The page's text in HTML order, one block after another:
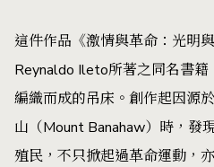
這件作品《激情與革命：光明
Reynaldo Ileto所著之同名書
編織而成的吊床。創作起因源
山（Mount Banahaw）時，發
殖民，不只掀起過革命運動，